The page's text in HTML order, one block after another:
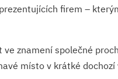
firem –
znamení společné
místo v krátké